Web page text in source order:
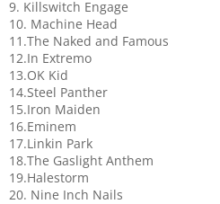
9. Killswitch Engage
10. Machine Head
11.The Naked and Famous
12.In Extremo
13.OK Kid
14.Steel Panther
15.Iron Maiden
16.Eminem
17.Linkin Park
18.The Gaslight Anthem
19.Halestorm
20. Nine Inch Nails